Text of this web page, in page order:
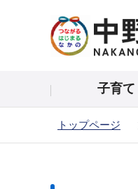
の
頭
子育
トップページ